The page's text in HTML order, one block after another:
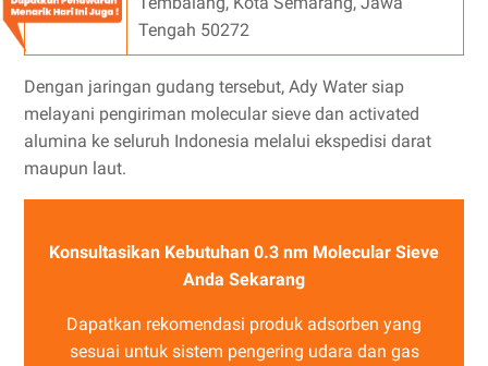
Tengah 50272
Dengan jaringan gudang tersebut, Ady Water siap
melayani pengiriman molecular sieve dan activated
alumina ke seluruh Indonesia melalui ekspedisi darat
maupun laut.
Konsultasikan Kebutuhan 0.3 nm Molecular Sieve
Anda Sekarang
Dapatkan rekomendasi produk adsorben yang
sesuai untuk sistem pengering udara dan gas